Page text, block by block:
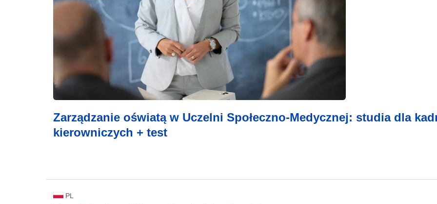
Zarządzanie oświatą w Uczelni Społeczno-Medycznej: studia dla
kierowniczych + test
PL